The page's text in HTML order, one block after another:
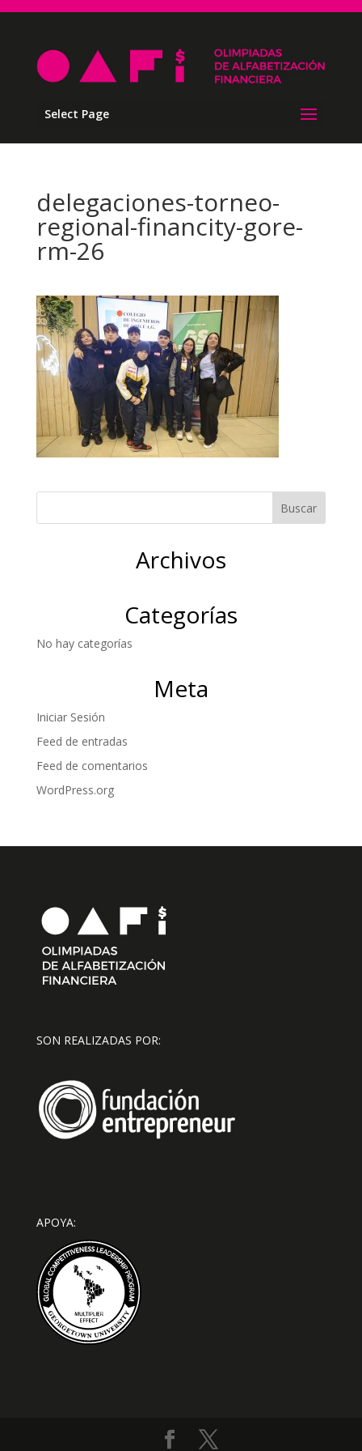
Select Page
delegaciones-torneo-
regional-financity-gore-
rm-26
Archivos
Categorías
No hay categorías
Meta
Iniciar Sesión
Feed de entradas
Feed de comentarios
WordPress.org
SON REALIZADAS POR:
APOYA: